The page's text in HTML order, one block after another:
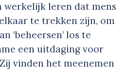
werkelijk leren dat mens
te trekken zijn, om
‘beheersen’ los te
een uitdaging voor
vinden het meenemen